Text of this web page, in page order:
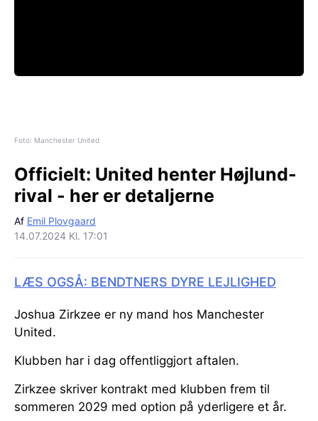
Foto: Manchester United
Officielt: United henter Højlund-
rival - her er detaljerne
Af Emil Plovgaard
14.07.2024 Kl. 17:01
LÆS OGSÅ: BENDTNERS DYRE LEJLIGHED
Joshua Zirkzee er ny mand hos Manchester
United.
Klubben har i dag offentliggjort aftalen.
Zirkzee skriver kontrakt med klubben frem til
sommeren 2029 med option på yderligere et år.